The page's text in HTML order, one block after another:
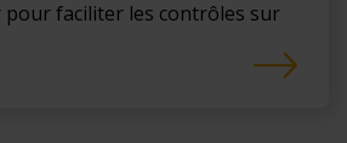
faciliter les contrôles sur